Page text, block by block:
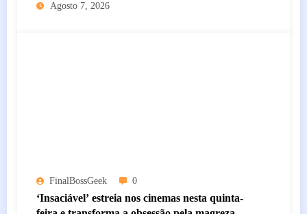
Agosto 7, 2026
FinalBossGeek 0
‘Insaciável’ estreia nos cinemas nesta quinta-